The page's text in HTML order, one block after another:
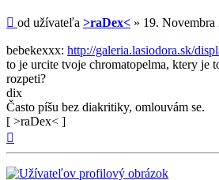
Príspevok
od užívateľa >raDex< » 19. Novembra
bebekexxx: http://galeria.lasiodora.sk/
to je urcite tvoje chromatopelma, ktery je
rozpeti?
dix
Často píšu bez diakritiky, omlouvám se.
[ >raDex< ]